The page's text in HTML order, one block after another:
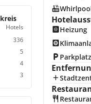
Hotels
336
5
4
3
Heizung
Parkplatz